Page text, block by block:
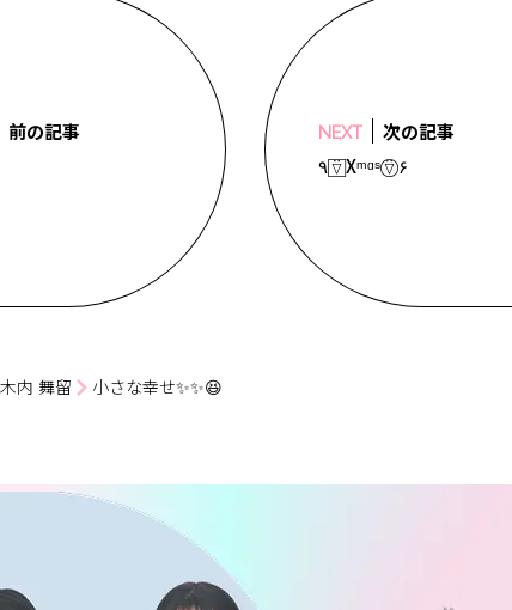
前の記事
NEXT
次の記事
٩ ⍢⃞ Xᵐᵅˢ ⍢⃝ ۶
木内 舞留 小さな幸せ✨✨😆